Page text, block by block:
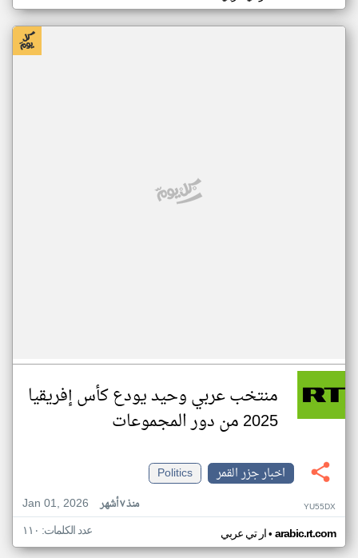
منتخب عربي وحيد يودع كأس إفريقيا
2025 من دور المجموعات
اخبار جزر القمر
Politics
Jan 01, 2026
منذ ٧ أشهر YU55DX
ار تي عربي• arabic.rt.com عدد الكلمات: ١١٠